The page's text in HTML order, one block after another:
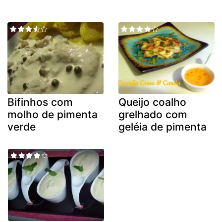
Bifinhos com
molho de pimenta
verde
Queijo coalho
grelhado com
geléia de pimenta